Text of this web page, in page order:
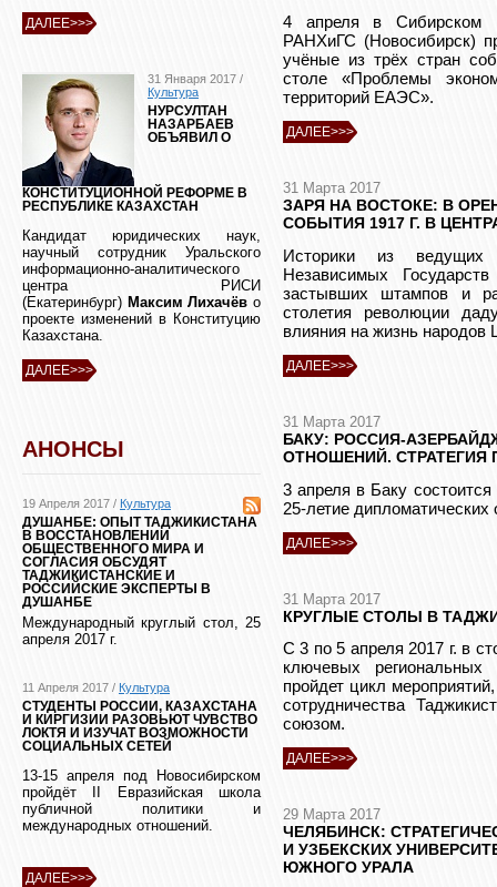
ДАЛЕЕ>>>
31 Января 2017 /
Культура
НУРСУЛТАН
НАЗАРБАЕВ
ОБЪЯВИЛ О
КОНСТИТУЦИОННОЙ РЕФОРМЕ В
РЕСПУБЛИКЕ КАЗАХСТАН
Кандидат юридических наук,
научный сотрудник Уральского
информационно-аналитического
центра РИСИ
(Екатеринбург) Максим Лихачёв о
проекте изменений в Конституцию
Казахстана.
ДАЛЕЕ>>>
АНОНСЫ
19 Апреля 2017 / Культура
ДУШАНБЕ: ОПЫТ ТАДЖИКИСТАНА
В ВОССТАНОВЛЕНИИ
ОБЩЕСТВЕННОГО МИРА И
СОГЛАСИЯ ОБСУДЯТ
ТАДЖИКИСТАНСКИЕ И
РОССИЙСКИЕ ЭКСПЕРТЫ В
ДУШАНБЕ
Международный круглый стол, 25
апреля 2017 г.
11 Апреля 2017 / Культура
СТУДЕНТЫ РОССИИ, КАЗАХСТАНА
И КИРГИЗИИ РАЗОВЬЮТ ЧУВСТВО
ЛОКТЯ И ИЗУЧАТ ВОЗМОЖНОСТИ
СОЦИАЛЬНЫХ СЕТЕЙ
13-15 апреля под Новосибирском
пройдёт II Евразийская школа
публичной политики и
международных отношений.
ДАЛЕЕ>>>
4 апреля в Сибирском
РАНХиГС (Новосибирск)
учёные из трёх стран
столе «Проблемы
территорий ЕАЭС».
ДАЛЕЕ>>>
31 Марта 2017
ЗАРЯ НА ВОСТОКЕ: В
СОБЫТИЯ 1917 Г. В
Историки из ведущих
Независимых
застывших штампов и
столетия революции
влияния на жизнь народов
ДАЛЕЕ>>>
31 Марта 2017
БАКУ: РОССИЯ-
ОТНОШЕНИЙ. СТРАТЕГИЯ
3 апреля в Баку
25-летие дипломатических
ДАЛЕЕ>>>
31 Марта 2017
КРУГЛЫЕ СТОЛЫ В
C 3 по 5 апреля 2017 г. в
ключевых
пройдет цикл
сотрудничества
союзом.
ДАЛЕЕ>>>
29 Марта 2017
ЧЕЛЯБИНСК:
И УЗБЕКСКИХ
ЮЖНОГО УРАЛА